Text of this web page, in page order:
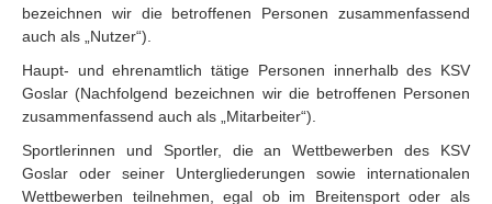
bezeichnen wir die betroffenen Personen zusammenfassend
auch als „Nutzer“).
Haupt- und ehrenamtlich tätige Personen innerhalb des KSV
Goslar (Nachfolgend bezeichnen wir die betroffenen Personen
zusammenfassend auch als „Mitarbeiter“).
Sportlerinnen und Sportler, die an Wettbewerben des KSV
Goslar oder seiner Untergliederungen sowie internationalen
Wettbewerben teilnehmen, egal ob im Breitensport oder als